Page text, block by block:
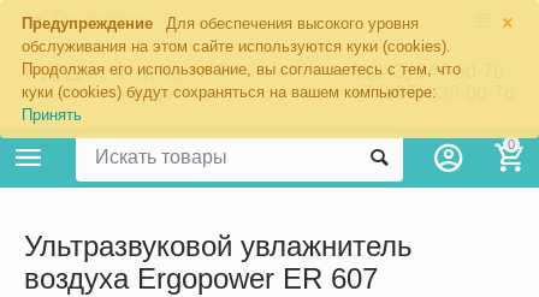
×
Предупреждение
Для обеспечения высокого уровня
обслуживания на этом сайте используются куки (cookies).
Продолжая его использование, вы соглашаетесь с тем, что
куки (cookies) будут сохраняться на вашем компьютере:
Принять
Екатеринбург
8 (343) 344-60-76
+7 (967) 639-00-76
0
Ультразвуковой увлажнитель
воздуха Ergopower ER 607